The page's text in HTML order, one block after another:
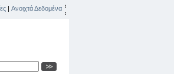
| Ανοιχτά Δεδομένα